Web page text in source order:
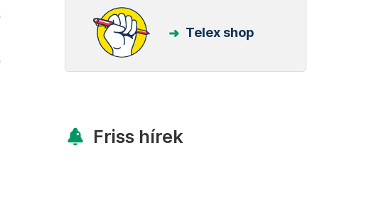
Telex shop
Friss hírek